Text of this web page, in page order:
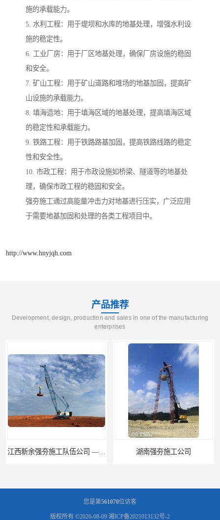
施的承载能力。
5. 水利工程：用于堤坝和水库的地基处理，增强水利设
施的稳定性。
6. 工业厂房：用于厂区地基处理，确保厂房设施的稳固
和安全。
7. 矿山工程：用于矿山道路和堆场的地基加固，提高矿
山设施的承载能力。
8. 填海造地：用于填海区域的地基处理，提高填海区域
的稳定性和承载能力。
9. 铁路工程：用于铁路路基加固，提高铁路线路的稳定
性和安全性。
10. 市政工程：用于市政设施如桥梁、隧道等的地基处
理，确保市政工程的稳固和安全。
强夯施工通过高能量冲击力对地基进行压实，广泛应用
于需要地基加固和处理的各类工程项目中。
http://www.hnyjqh.com
产品推荐
Development, design, production and sales in one of the manufacturing
enterprises
湖南强夯施工公司
您是第561070位访客
版权所有 ©2026-08-09 湘ICP备2021013132号-2